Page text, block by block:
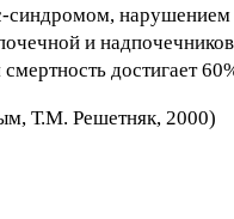
синдромом, нарушением
и
достигает
Т.М. Решетняк, 2000)